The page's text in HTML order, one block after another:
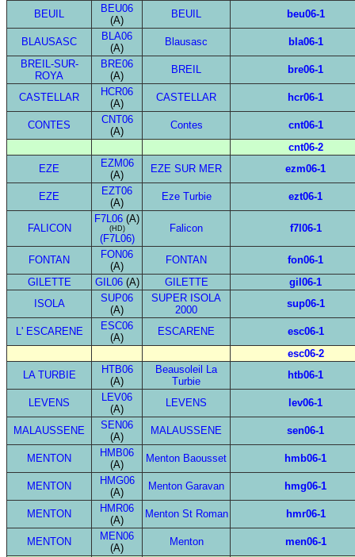
BEUIL
BEU06
(A)
BEUIL beu06-1
BLAUSASC
BLA06
(A)
Blausasc
bla06-1
BREIL-SUR-
ROYA
BRE06
(A)
BREIL bre06-1
CASTELLAR
HCR06
(A)
CASTELLAR hcr06-1
CONTES
CNT06
(A)
Contes
cnt06-1
cnt06-2
EZE
EZM06
(A)
EZE SUR MER ezm06-1
EZE
EZT06
(A)
Eze Turbie ezt06-1
FALICON
F7L06 (A)
(HD)
(F7L06)
Falicon f7l06-1
FONTAN
FON06
(A)
FONTAN
fon06-1
GILETTE
GIL06(A) GILETTE
gil06-1
ISOLA
SUP06
(A)
SUPER ISOLA
2000
sup06-1
L' ESCARENE
ESC06
(A)
ESCARENE
esc06-1
esc06-2
LA TURBIE
HTB06
(A)
Beausoleil La
Turbie
htb06-1
LEVENS
LEV06
(A)
LEVENS lev06-1
MALAUSSENE
SEN06
(A)
MALAUSSENE sen06-1
MENTON
HMB06
(A)
Menton Baousset hmb06-1
MENTON
HMG06
(A)
Menton Garavan hmg06-1
MENTON
HMR06
(A)
Menton St Roman hmr06-1
MENTON
MEN06
(A)
Menton
men06-1